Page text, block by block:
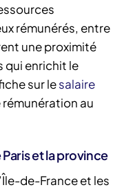
rémunérés, entre
une proximité
qui enrichit le
sur lesalaire
au
et la province
de-France et les